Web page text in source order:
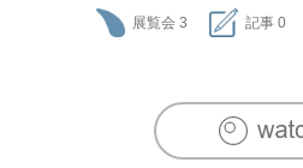
展覧会 3 記事 0